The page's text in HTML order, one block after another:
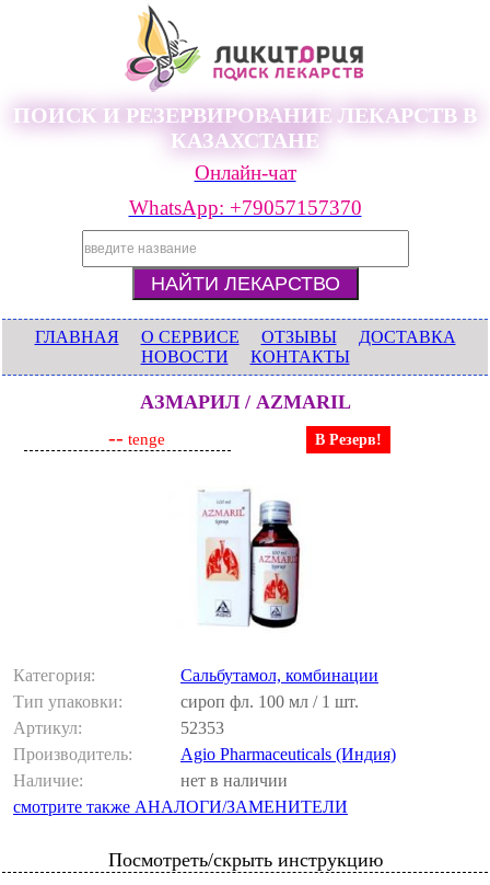
ПОИСК И РЕЗЕРВИРОВАНИЕ ЛЕКАРСТВ В
КАЗАХСТАНЕ
Онлайн-чат
WhatsApp: +79057157370
ГЛАВНАЯ О СЕРВИСЕ ОТЗЫВЫ
ДОСТАВКА
НОВОСТИ
КОНТАКТЫ
АЗМАРИЛ / AZMARIL
-- tenge В Резерв!
Категория:
Сальбутамол, комбинации
Тип упаковки:
сироп фл. 100 мл / 1 шт.
Артикул:
52353
Производитель:
Agio Pharmaceuticals (Индия)
Наличие:
нет в наличии
смотрите также АНАЛОГИ/ЗАМЕНИТЕЛИ
Посмотреть/скрыть инструкцию